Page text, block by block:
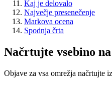
Kaj je delovalo
Največje presenečenje
Markova ocena
Spodnja črta
Načrtujte vsebino
Objave za vsa omrežja načrtujte